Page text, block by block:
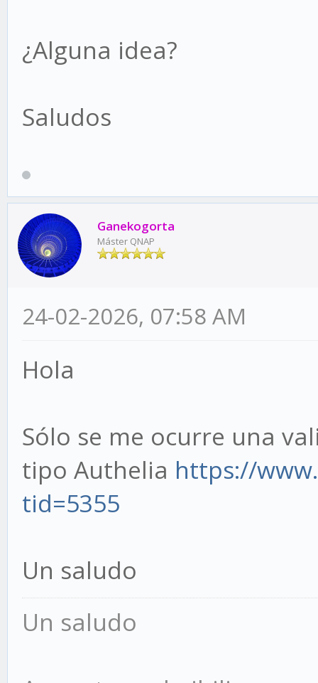
¿Alguna idea?
Saludos
Ganekogorta
Máster QNAP
24-02-2026, 07:58 AM
Hola
Sólo se me ocurre una
tipo Authelia https://
tid=5355
Un saludo
Un saludo